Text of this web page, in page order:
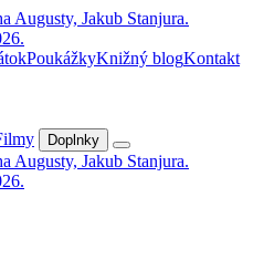
PoukážkyKnižný blogKontakt
Doplnky